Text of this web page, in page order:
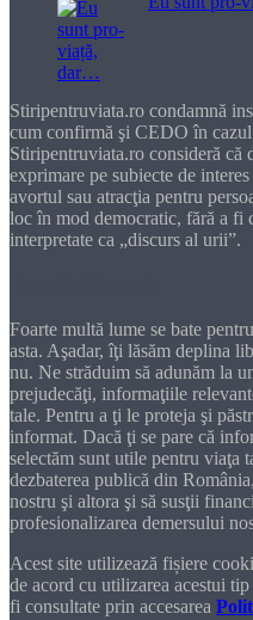
Stiripentruviata.ro condamnă
cum confirmă şi CEDO în
Stiripentruviata.ro consideră că
exprimare pe subiecte de
avortul sau atracţia pentru
loc în mod democratic, fără a fi
interpretate ca „discurs al urii”.
Foarte multă lume se bate
asta. Aşadar, îţi lăsăm deplina
nu. Ne străduim să adunăm la
prejudecăţi, informaţiile
tale. Pentru a ţi le proteja şi
informat. Dacă ţi se pare că
selectăm sunt utile pentru viaţa
dezbaterea publică din
nostru şi altora şi să susţii
profesionalizarea demersului
Acest site utilizează fișiere
de acord cu utilizarea acestui
fi consultate prin accesarea